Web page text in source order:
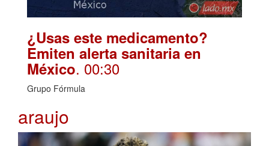
¿Usas este medicamento?
Emiten alerta sanitaria en
México. 00:30
Grupo Fórmula
araujo